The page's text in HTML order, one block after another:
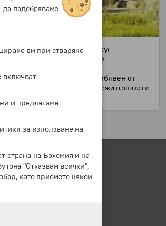
и Леон. Едва ли има друг
от камък Villamayor, като
близо 160 000 жители.
година старият град е обявен от
исторически забележителности
да подобряваме
ви при отваряне
включват
и предлагаме
за използване на
страна на Бохемия и на
"Отказвам всички",
като приемете някои